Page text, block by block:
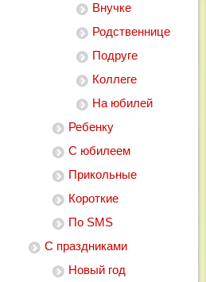
Внучке
Родственнице
Подруге
Коллеге
На юбилей
Ребенку
С юбилеем
Прикольные
Короткие
По SMS
С праздниками
Новый год